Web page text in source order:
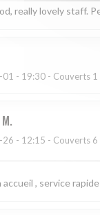
really lovely staff.
- 19:30 - Couverts 1
M
26 - 12:15 - Couverts 6
accueil , service